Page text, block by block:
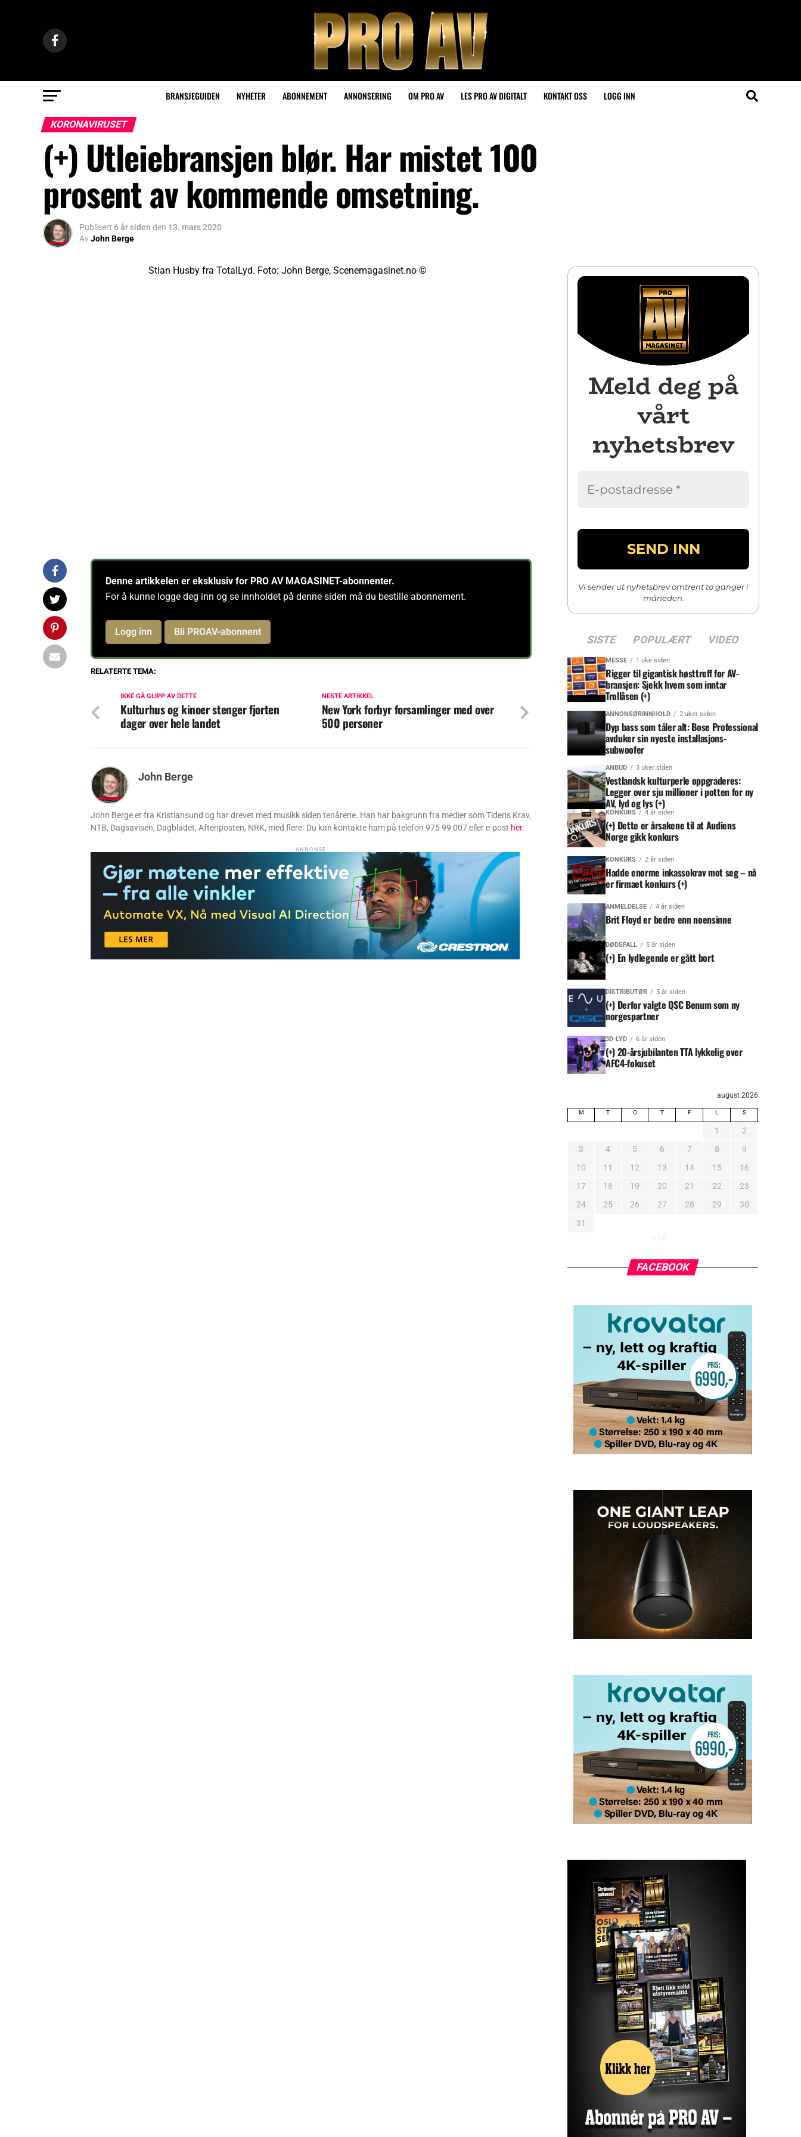
BRANSJEGUIDEN NYHETER ABONNEMENT ANNONSERING OM PRO AV LES PRO AV DIGITALT KONTAKT OSS LOGG INN
KORONAVIRUSET
(+) Utleiebransjen blør. Har mistet 100
prosent av kommende omsetning.
Publisert 6 år siden den 13. mars 2020
AvJohn Berge
Stian Husby fra TotalLyd. Foto: John Berge, Scenemagasinet.no ©
Denne artikkelen er eksklusiv for PRO AV MAGASINET-abonnenter.
For å kunne logge deg inn og se innholdet på denne siden må du bestille abonnement.
Logg inn Bli PROAV-abonnent
RELATERTE TEMA:
NESTE ARTIKKEL
New York forbyr forsamlinger med over
500 personer
IKKE GÅ GLIPP AV DETTE
Kulturhus og kinoer stenger fjorten
dager over hele landet
John Berge
John Berge er fra Kristiansund og har drevet med musikk siden tenårene. Han har bakgrunn fra medier som Tidens Krav,
NTB, Dagsavisen, Dagbladet, Aftenposten, NRK, med flere. Du kan kontakte ham på telefon 975 99 007 eller e-post her.
ANNONSE
Meld deg på
vårt
nyhetsbrev
Vi sender ut nyhetsbrev omtrent to ganger i
måneden.
SISTE POPULÆRT VIDEO
MESSE 1 uke siden
Rigger til gigantisk høsttreff for AV-
bransjen: Sjekk hvem som inntar
Trollåsen (+)
ANNONSØRINNHOLD 2 uker siden
Dyp bass som tåler alt: Bose Professional
avduker sin nyeste installasjons-
subwoofer
ANBUD 3 uker siden
Vestlandsk kulturperle oppgraderes:
Legger over sju millioner i potten for ny
AV, lyd og lys (+)
KONKURS 4 år siden
(+) Dette er årsakene til at Audiens
Norge gikk konkurs
KONKURS 2 år siden
Hadde enorme inkassokrav mot seg – nå
er firmaet konkurs (+)
ANMELDELSE 4 år siden
Brit Floyd er bedre enn noensinne
DØDSFALL 5 år siden
(+) En lydlegende er gått bort
DISTRIBUTØR 5 år siden
(+) Derfor valgte QSC Benum som ny
norgespartner
3D-LYD 6 år siden
(+) 20-årsjubilanten TTA lykkelig over
AFC4-fokuset
august 2026
M T O T F L S
1
2
3
4 5 6 7 8
9
10
11 12 13 14 15
16
17
18 19 20 21 22
23
24
25 26 27 28 29
30
31
FACEBOOK